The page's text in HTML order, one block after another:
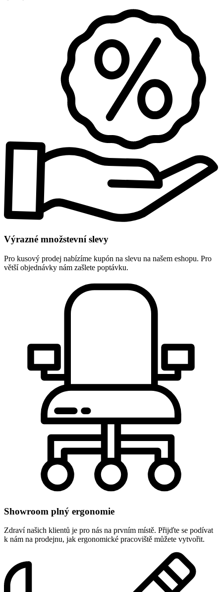
Výrazné množstevní slevy
Pro kusový prodej nabízíme kupón na slevu na našem eshopu. Pro
větší objednávky nám zašlete poptávku.
Showroom plný ergonomie
Zdraví našich klientů je pro nás na prvním místě. Přijďte se podívat
k nám na prodejnu, jak ergonomické pracoviště můžete vytvořit.